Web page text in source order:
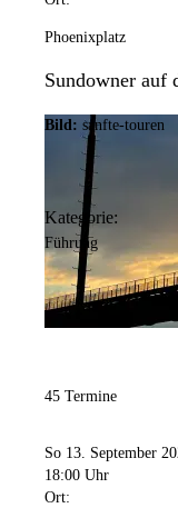
Phoenixplatz
Sundowner auf
Bild: sanfte-touren
Kategorie:
Führung
45 Termine
So 13. September
18:00 Uhr
Ort: